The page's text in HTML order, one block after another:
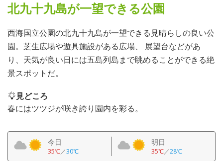
北九十九島が一望できる公園
西海国立公園の北九十九島が一望できる見晴らしの良い公
園。芝生広場や遊具施設がある広場、 展望台などがあ
り、天気が良い日には五島列島まで眺めることができる絶
景スポットだ。
見どころ
春にはツツジが咲き誇り園内を彩る。
今日
35℃／30℃
明日
35℃／28℃